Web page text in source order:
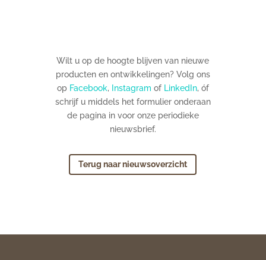
Wilt u op de hoogte blijven van nieuwe
producten en ontwikkelingen? Volg ons
op Facebook, Instagram of LinkedIn, óf
schrijf u middels het formulier onderaan
de pagina in voor onze periodieke
nieuwsbrief.
Terug naar nieuwsoverzicht